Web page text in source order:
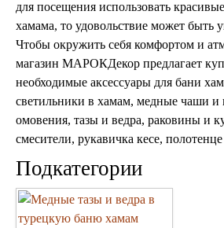
Марокканские
Бра из мозаики
Настольные лампы
Марокканские
для посещения использовать
хамама, то удовольствие может быть
Чтобы окружить себя комфортом и
магазин МАРОКДекор предлагает
необходимые аксессуары для бани
светильники в хамам, медные чаши
омовения, тазы и ведра, раковины и
смесители, рукавичка кесе,
Подкатегории